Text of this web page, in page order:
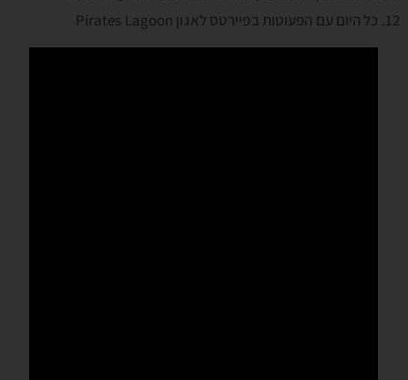
כל היום עם הפעוטות בפיירטס לאגון Pirates Lagoon